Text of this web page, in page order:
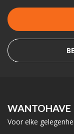
WANTOHAVE
Voor elke